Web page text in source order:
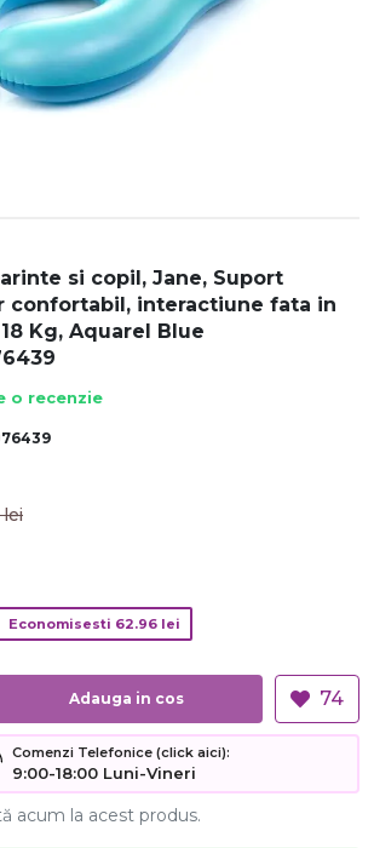
si copil, Jane, Suport
confortabil, interactiune fata in
Kg, Aquarel Blue
o recenzie
lei
Economisesti 62.96lei
Adauga in cos 74
Comenzi Telefonice (click aici):
9:00-18:00 Luni-Vineri
acum la acest produs.